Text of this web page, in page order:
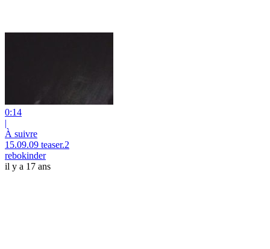
0:14
|
À suivre
15.09.09 teaser.2
rebokinder
il y a 17 ans